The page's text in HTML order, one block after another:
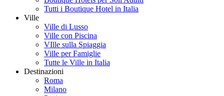
Tutti i Boutique Hotel in Italia
Ville
Ville di Lusso
Ville con Piscina
VIlle sulla Spiaggia
Ville per Famiglie
Tutte le Ville in Italia
Destinazioni
Roma
Milano